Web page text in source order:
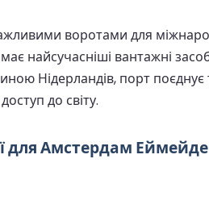
воротами для
найсучасніші вантажні
Нідерландів, порт
до світу.
для Амстердам